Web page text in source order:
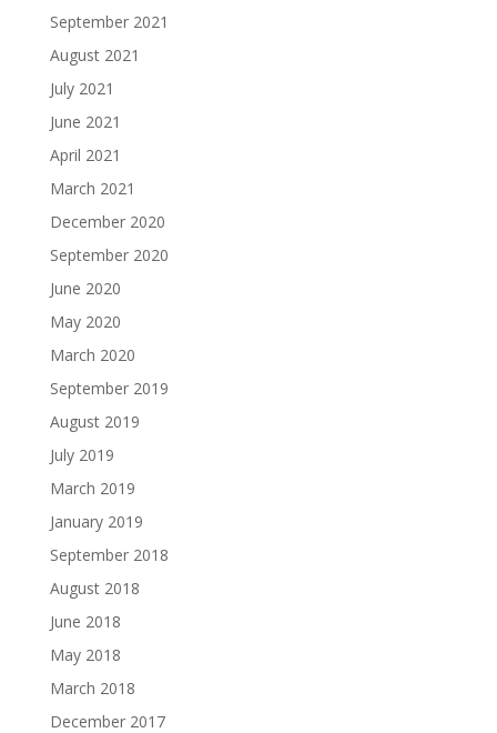
September 2021
August 2021
July 2021
June 2021
April 2021
March 2021
December 2020
September 2020
June 2020
May 2020
March 2020
September 2019
August 2019
July 2019
March 2019
January 2019
September 2018
August 2018
June 2018
May 2018
March 2018
December 2017